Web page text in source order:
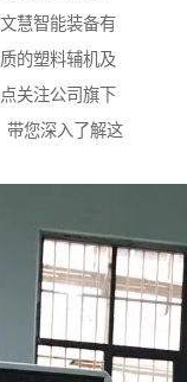
慧智能装备有
的塑料辅机及
关注公司旗下
您深入了解这